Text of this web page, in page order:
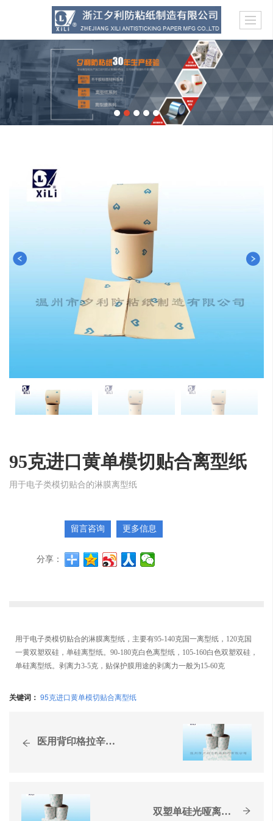
95克进口黄单模切贴合离型纸
用于电子类模切贴合的淋膜离型纸
留言咨询 更多信息
分享：
用于电子类模切贴合的淋膜离型纸，主要有95-140克国一离型纸，120克国
一黄双塑双硅，单硅离型纸。90-180克白色离型纸，105-160白色双塑双硅，
单硅离型纸。剥离力3-5克，贴保护膜用途的剥离力一般为15-60克
关键词： 95克进口黄单模切贴合离型纸
医用背印格拉辛离型纸
双塑单硅光哑离型纸